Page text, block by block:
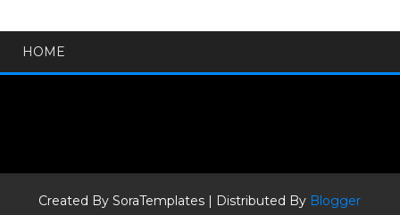
HOME
Created BySoraTemplates | Distributed By Blogger